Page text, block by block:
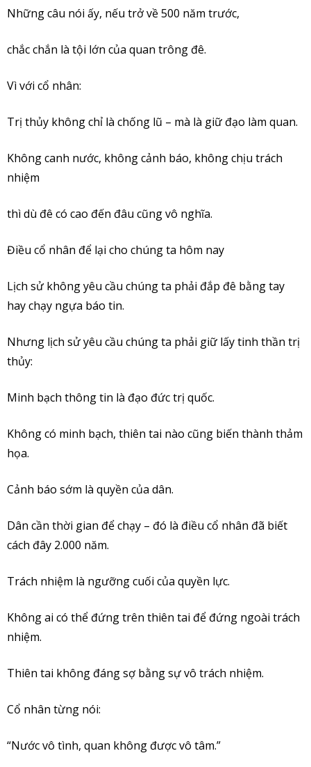
Những câu nói ấy, nếu trở về 500 năm trước,
chắc chắn là tội lớn của quan trông đê.
Vì với cổ nhân:
Trị thủy không chỉ là chống lũ – mà là giữ đạo làm quan.
Không canh nước, không cảnh báo, không chịu trách
nhiệm
thì dù đê có cao đến đâu cũng vô nghĩa.
Điều cổ nhân để lại cho chúng ta hôm nay
Lịch sử không yêu cầu chúng ta phải đắp đê bằng tay
hay chạy ngựa báo tin.
Nhưng lịch sử yêu cầu chúng ta phải giữ lấy tinh thần trị
thủy:
Minh bạch thông tin là đạo đức trị quốc.
Không có minh bạch, thiên tai nào cũng biến thành thảm
họa.
Cảnh báo sớm là quyền của dân.
Dân cần thời gian để chạy – đó là điều cổ nhân đã biết
cách đây 2.000 năm.
Trách nhiệm là ngưỡng cuối của quyền lực.
Không ai có thể đứng trên thiên tai để đứng ngoài trách
nhiệm.
Thiên tai không đáng sợ bằng sự vô trách nhiệm.
Cổ nhân từng nói:
“Nước vô tình, quan không được vô tâm.”